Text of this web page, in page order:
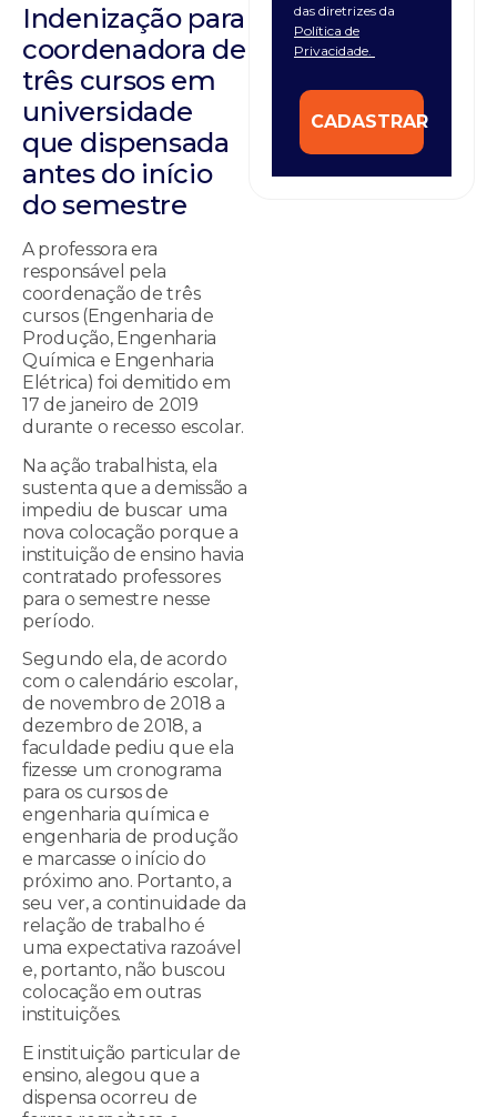
Indenização para
coordenadora de
três cursos em
universidade
que dispensada
antes do início
do semestre
A professora era
responsável pela
coordenação de três
cursos (Engenharia de
Produção, Engenharia
Química e Engenharia
Elétrica) foi demitido em
17 de janeiro de 2019
durante o recesso escolar.
Na ação trabalhista, ela
sustenta que a demissão a
impediu de buscar uma
nova colocação porque a
instituição de ensino havia
contratado professores
para o semestre nesse
período.
Segundo ela, de acordo
com o calendário escolar,
de novembro de 2018 a
dezembro de 2018, a
faculdade pediu que ela
fizesse um cronograma
para os cursos de
engenharia química e
engenharia de produção
e marcasse o início do
próximo ano. Portanto, a
seu ver, a continuidade da
relação de trabalho é
uma expectativa razoável
e, portanto, não buscou
colocação em outras
instituições.
E instituição particular de
ensino, alegou que a
dispensa ocorreu de
das diretrizes da
Política de
Privacidade.
CADASTRAR